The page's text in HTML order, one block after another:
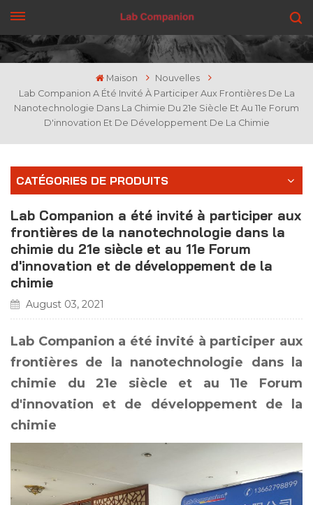
OBTENEZ UN DEVIS
Maison
Nouvelles
Lab Companion A Été Invité À Participer Aux Frontières De La
Nanotechnologie Dans La Chimie Du 21e Siècle Et Au 11e Forum
D'innovation Et De Développement De La Chimie
CATÉGORIES DE PRODUITS
Lab Companion a été invité à participer aux
frontières de la nanotechnologie dans la
chimie du 21e siècle et au 11e Forum
d'innovation et de développement de la
chimie
August 03, 2021
Lab Companion a été invité à participer aux
frontières de la nanotechnologie dans la
chimie du 21e siècle et au 11e Forum
d'innovation et de développement de la
chimie